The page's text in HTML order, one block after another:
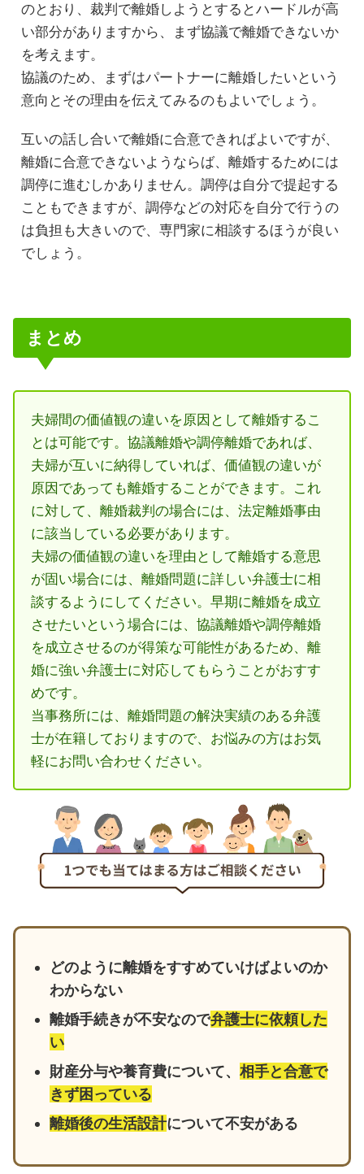
のとおり、裁判で離婚しようとするとハードルが高
い部分がありますから、まず協議で離婚できないか
を考えます。
協議のため、まずはパートナーに離婚したいという
意向とその理由を伝えてみるのもよいでしょう。
互いの話し合いで離婚に合意できればよいですが、
離婚に合意できないようならば、離婚するためには
調停に進むしかありません。調停は自分で提起する
こともできますが、調停などの対応を自分で行うの
は負担も大きいので、専門家に相談するほうが良い
でしょう。
まとめ
夫婦間の価値観の違いを原因として離婚するこ
とは可能です。協議離婚や調停離婚であれば、
夫婦が互いに納得していれば、価値観の違いが
原因であっても離婚することができます。これ
に対して、離婚裁判の場合には、法定離婚事由
に該当している必要があります。
夫婦の価値観の違いを理由として離婚する意思
が固い場合には、離婚問題に詳しい弁護士に相
談するようにしてください。早期に離婚を成立
させたいという場合には、協議離婚や調停離婚
を成立させるのが得策な可能性があるため、離
婚に強い弁護士に対応してもらうことがおすす
めです。
当事務所には、離婚問題の解決実績のある弁護
士が在籍しておりますので、お悩みの方はお気
軽にお問い合わせください。
どのように離婚をすすめていけばよいのか
わからない
離婚手続きが不安なので弁護士に依頼した
い
財産分与や養育費について、 相手と合意で
きず困っている
離婚後の生活設計について不安がある